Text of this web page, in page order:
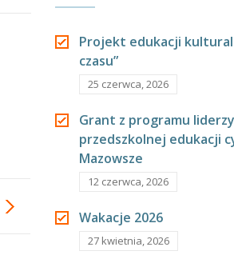
Projekt edukacji
czasu”
25 czerwca, 2026
Grant z programu
przedszkolnej edukacji
Mazowsze
12 czerwca, 2026
Wakacje 2026
27 kwietnia, 2026